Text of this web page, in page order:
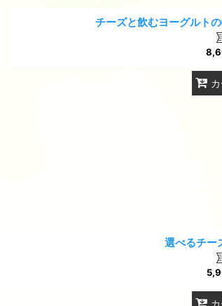
チーズと飲むヨーグルト
選べるチー